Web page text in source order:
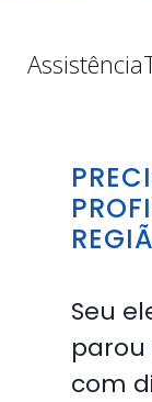
Assistência
Seu
com